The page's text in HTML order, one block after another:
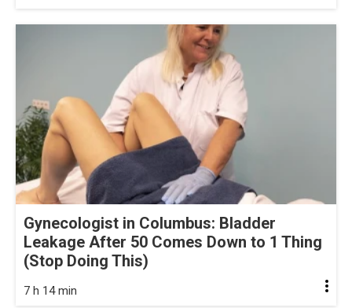
Gynecologist in Columbus: Bladder
Leakage After 50 Comes Down to 1 Thing
(Stop Doing This)
7 h 14 min